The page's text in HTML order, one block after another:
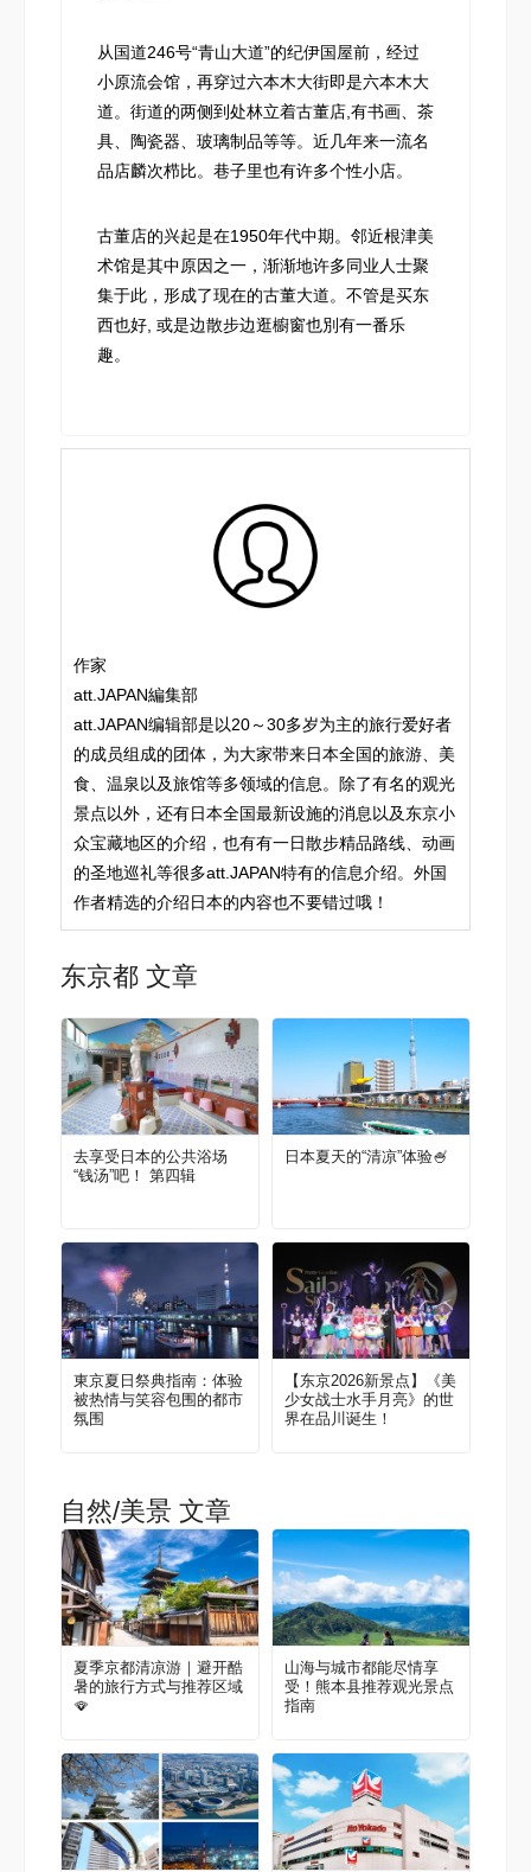
从国道246号“青山大道”的纪伊国屋前，经过
小原流会馆，再穿过六本木大街即是六本木大
道。街道的两侧到处林立着古董店,有书画、茶
具、陶瓷器、玻璃制品等等。近几年来一流名
品店麟次栉比。巷子里也有许多个性小店。
古董店的兴起是在1950年代中期。邻近根津美
术馆是其中原因之一，渐渐地许多同业人士聚
集于此，形成了现在的古董大道。不管是买东
西也好, 或是边散步边逛櫥窗也別有一番乐
趣。
作家
att.JAPAN編集部
att.JAPAN编辑部是以20～30多岁为主的旅行爱好者
的成员组成的团体，为大家带来日本全国的旅游、美
食、温泉以及旅馆等多领域的信息。除了有名的观光
景点以外，还有日本全国最新设施的消息以及东京小
众宝藏地区的介绍，也有有一日散步精品路线、动画
的圣地巡礼等很多att.JAPAN特有的信息介绍。外国
作者精选的介绍日本的内容也不要错过哦！
东京都 文章
去享受日本的公共浴场
“钱汤”吧！ 第四辑
日本夏天的“清凉”体验🍧
東京夏日祭典指南：体验
被热情与笑容包围的都市
氛围
【东京2026新景点】《美
少女战士水手月亮》的世
界在品川诞生！
自然/美景 文章
夏季京都清凉游｜避开酷
暑的旅行方式与推荐区域
🪭
山海与城市都能尽情享
受！熊本县推荐观光景点
指南